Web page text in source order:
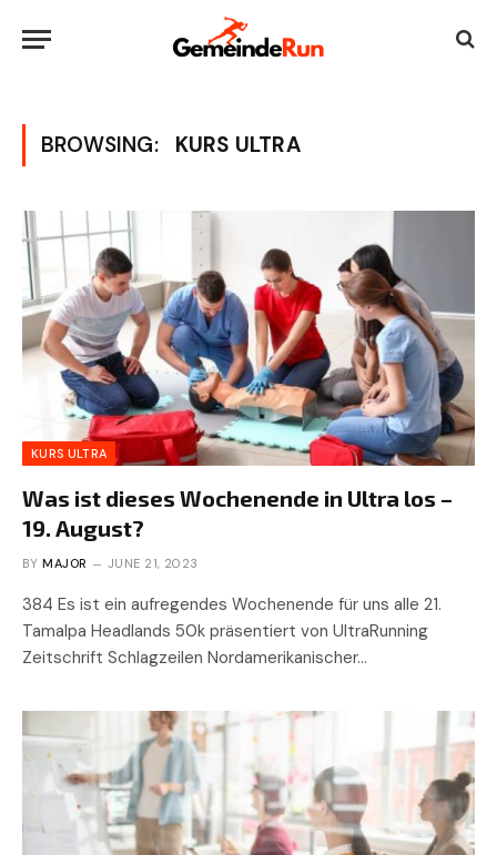
BROWSING: KURS ULTRA
KURS ULTRA
Was ist dieses Wochenende in Ultra los –
19. August?
BY MAJOR JUNE 21, 2023
384 Es ist ein aufregendes Wochenende für uns alle 21.
Tamalpa Headlands 50k präsentiert von UltraRunning
Zeitschrift Schlagzeilen Nordamerikanischer…